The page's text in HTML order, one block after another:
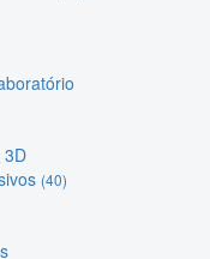
3D
(40)